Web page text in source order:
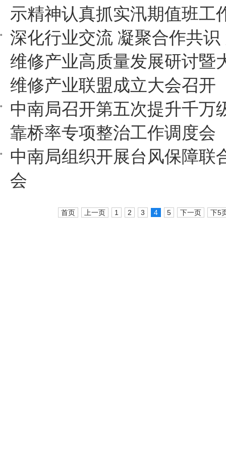
示精神认真抓实汛期值班工
深化行业交流 凝聚合作共识
维修产业高质量发展研讨暨
维修产业联盟成立大会召开
中南局召开第五次提升千万
靠桥率专项整治工作调度会
中南局组织开展台风保障联
会
首页 上一页 1 2 3 4 5 下一页 下5